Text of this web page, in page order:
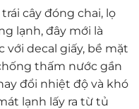
cây đóng chai, lọ
lạnh, đây mới là
với decal giấy, bề mặt
thấm nước gần
đổi nhiệt độ và khó
lạnh lấy ra từ tủ